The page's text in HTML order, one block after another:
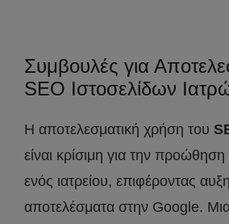
Συμβουλές για
SEO Ιστοσελίδων
Η αποτελεσματική χρήση του
είναι κρίσιμη για την προώθηση
ενός ιατρείου, επιφέροντας
αποτελέσματα στην Google.